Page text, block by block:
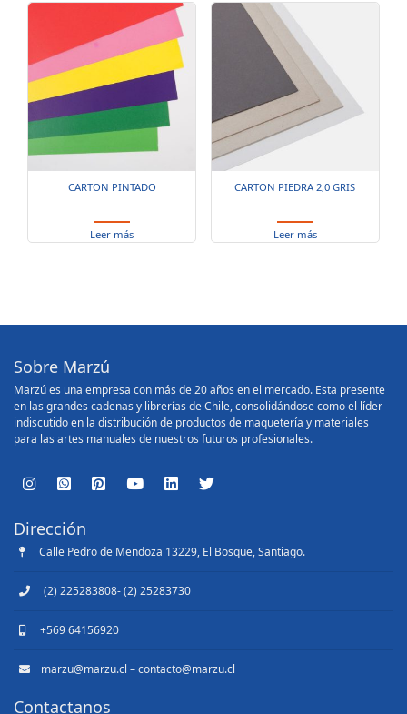
CARTON PINTADO
Leer más
CARTON PIEDRA 2,0 GRIS
Leer más
Sobre Marzú
Marzú es una empresa con más de 20 años en el mercado. Esta presente
en las grandes cadenas y librerías de Chile, consolidándose como el líder
indiscutido en la distribución de productos de maquetería y materiales
para las artes manuales de nuestros futuros profesionales.
Dirección
Calle Pedro de Mendoza 13229, El Bosque, Santiago.
(2) 225283808- (2) 25283730
+569 64156920
marzu@marzu.cl – contacto@marzu.cl
Contactanos